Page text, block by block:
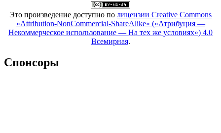
Это произведение доступно по лицензии Creative Commons
«Attribution-NonCommercial-ShareAlike» («Атрибуция —
Некоммерческое использование — На тех же условиях») 4.0
Всемирная.
Спонсоры